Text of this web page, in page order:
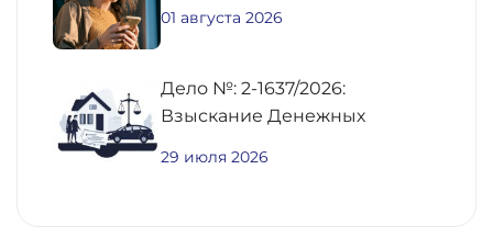
01 августа 2026
Дело №: 2-1637/2026:
Взыскание Денежных
29 июля 2026